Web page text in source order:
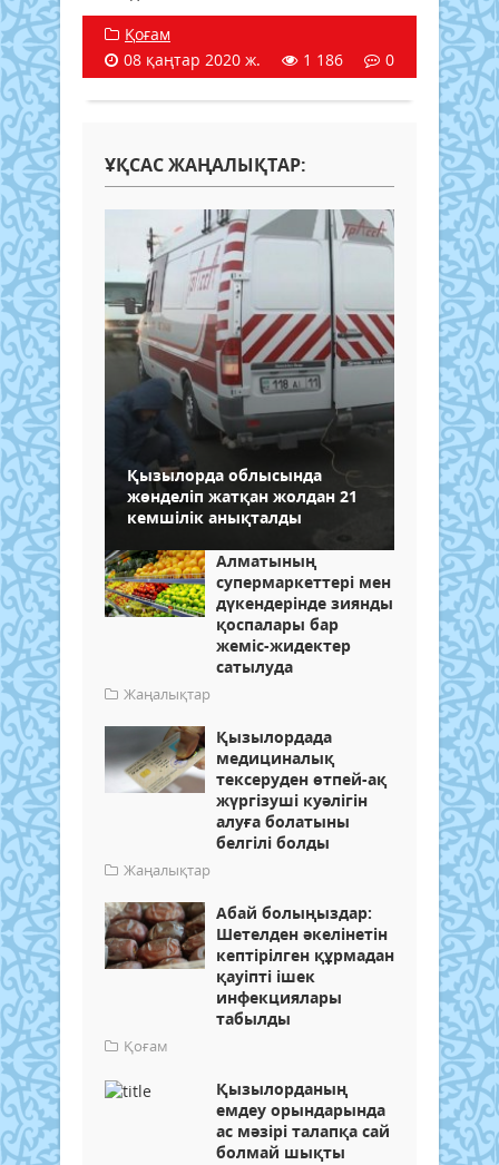
Қоғам
08 қаңтар 2020 ж.
1 186 0
ҰҚСАС ЖАҢАЛЫҚТАР:
Қызылорда облысында
жөнделіп жатқан жолдан 21
кемшілік анықталды
Алматының
супермаркеттері мен
дүкендерінде зиянды
қоспалары бар
жеміс-жидектер
сатылуда
Жаңалықтар
Қызылордада
медициналық
тексеруден өтпей-ақ
жүргізуші куәлігін
алуға болатыны
белгілі болды
Жаңалықтар
Абай болыңыздар:
Шетелден әкелінетін
кептірілген құрмадан
қауіпті ішек
инфекциялары
табылды
Қоғам
Қызылорданың
емдеу орындарында
ас мәзірі талапқа сай
болмай шықты